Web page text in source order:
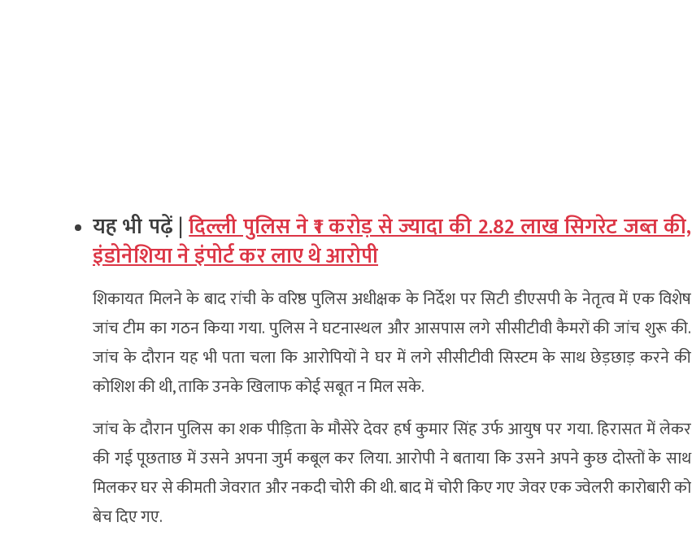
यह भी पढ़ें |दिल्ली पुलिस ने ₹1 करोड़ से ज्यादा की 2.82 लाख सिगरेट जब्त की,
इंडोनेशिया ने इंपोर्ट कर लाए थे आरोपी
शिकायत मिलने के बाद रांची के वरिष्ठ पुलिस अधीक्षक के निर्देश पर सिटी डीएसपी के नेतृत्व में एक विशेष
जांच टीम का गठन किया गया. पुलिस ने घटनास्थल और आसपास लगे सीसीटीवी कैमरों की जांच शुरू की.
जांच के दौरान यह भी पता चला कि आरोपियों ने घर में लगे सीसीटीवी सिस्टम के साथ छेड़छाड़ करने की
कोशिश की थी, ताकि उनके खिलाफ कोई सबूत न मिल सके.
जांच के दौरान पुलिस का शक पीड़िता के मौसेरे देवर हर्ष कुमार सिंह उर्फ आयुष पर गया. हिरासत में लेकर
की गई पूछताछ में उसने अपना जुर्म कबूल कर लिया. आरोपी ने बताया कि उसने अपने कुछ दोस्तों के साथ
मिलकर घर से कीमती जेवरात और नकदी चोरी की थी. बाद में चोरी किए गए जेवर एक ज्वेलरी कारोबारी को
बेच दिए गए.